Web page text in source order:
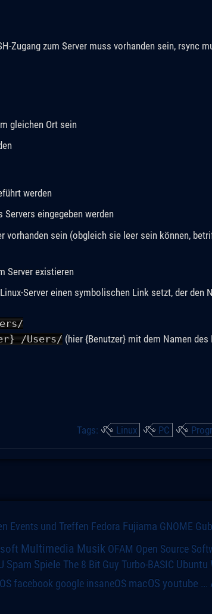
Zugang zum Server muss vorhanden sein, rsync
gleichen Ort sein
werden
eingegeben werden
vorhanden sein (obgleich sie leer sein können,
Server existieren
Server einen symbolischen Link setzt, der den
/Users/(hier {Benutzer} mit dem Namen des
Tags: Linux PC
Events und Treffen Fedora Fujiama GNOME
Multimedia Musik OFAM Open Source
Spam Spiele The 8 Bit Guy Turbo-BASIC Ubuntu
facebook google insaneOS macOS youtube ...